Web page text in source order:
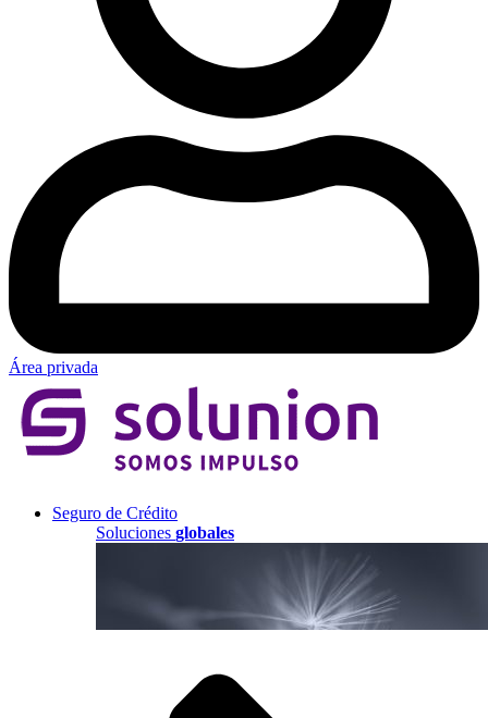
Área privada
Seguro de Crédito
Soluciones globales